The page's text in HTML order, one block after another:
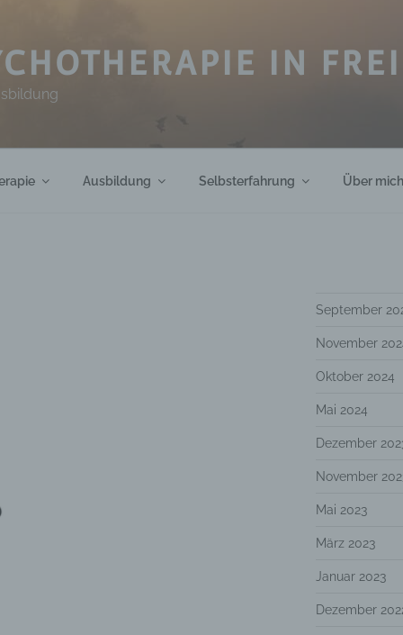
IN
Ausbildung Selbsterfahrung Über mich
September
November
Oktober 2024
Mai 2024
Dezember
November
Mai 2023
März 2023
Januar 2023
Dezember